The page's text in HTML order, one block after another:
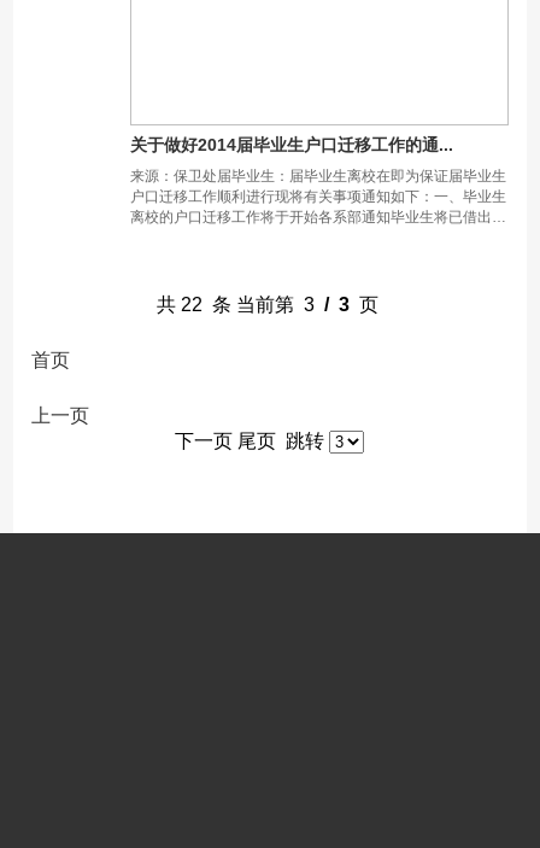
关于做好2014届毕业生户口迁移工作的通...
来源：保卫处届毕业生：届毕业生离校在即为保证届毕业生
户口迁移工作顺利进行现将有关事项通知如下：一、毕业生
离校的户口迁移工作将于开始各系部通知毕业生将已借出的
共 22 条 当前第 3 / 3 页
首页
上一页
下一页 尾页 跳转